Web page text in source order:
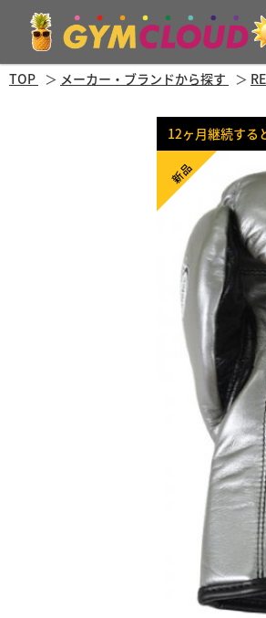
TOP メーカー・ブランドから探す
12ヶ月継続する
新品